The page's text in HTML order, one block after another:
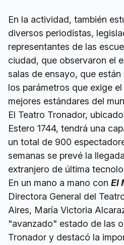
En la actividad, también
diversos periodistas,
representantes de las
ciudad, que observaron el
salas de ensayo, que
los parámetros que exige
mejores estándares del
El Teatro Tronador,
Estero 1744, tendrá una
un total de 900
semanas se prevé la
extranjero de última
En un mano a mano con El
Directora General del
Aires, María Victoria
"avanzado" estado de las
Tronador y destacó la